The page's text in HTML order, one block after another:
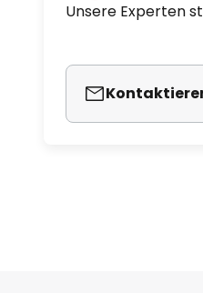
Unsere Experten